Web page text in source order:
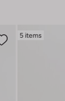
5 items